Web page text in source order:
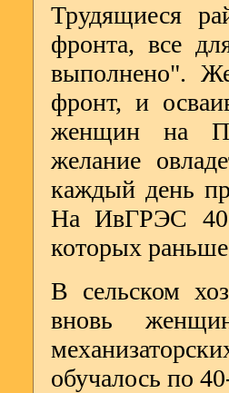
Трудящиеся
фронта, все
выполнено".
фронт, и
женщин на
желание
каждый день
На ИвГРЭС
которых
В сельском
вновь
обучалось по